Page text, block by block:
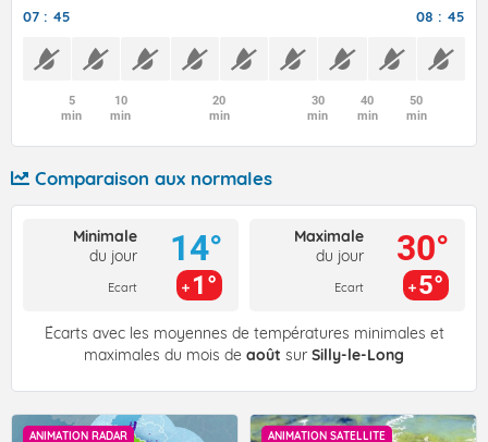
07 : 45 08 : 45
5
min
10
min
20
min
30
min
40
min
50
min
Comparaison aux normales
Minimale
du jour
Ecart
14°
1°
Maximale
du jour
Ecart
30°
5°
Écarts avec les moyennes de températures minimales et
maximales du mois de août sur Silly-le-Long
ANIMATION RADAR ANIMATION SATELLITE